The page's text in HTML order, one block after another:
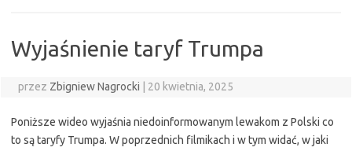
Wyjaśnienie taryf Trumpa
przez Zbigniew Nagrocki 20 kwietnia, 2025
Poniższe wideo wyjaśnia niedoinformowanym lewakom z Polski co
to są taryfy Trumpa. W poprzednich filmikach i w tym widać, w jaki